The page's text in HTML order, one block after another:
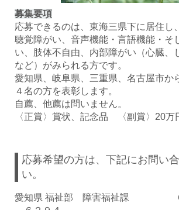
募集要項
応募できるのは、東海三県下に居住し
聴覚障がい、音声機能・言語機能・そ
い、肢体不自由、内部障がい（心臓、
など）がみられる方です。
愛知県、岐阜県、三重県、名古屋市か
４名の方を表彰します。
自薦、他薦は問いません。
〈正賞〉賞状、記念品 〈副賞〉20万
応募希望の方は、下記にお問い
い。
愛知県 福祉部 障害福祉課 ０